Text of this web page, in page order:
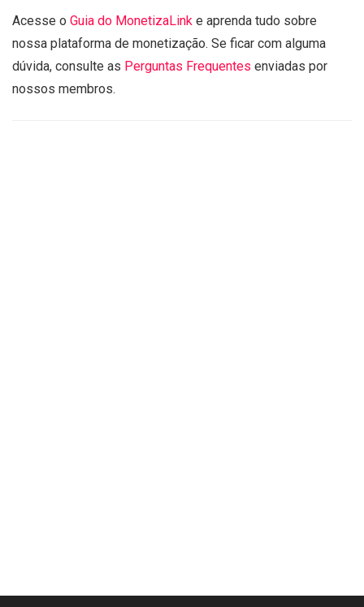
Acesse o Guia do MonetizaLink e aprenda tudo sobre
nossa plataforma de monetização. Se ficar com alguma
dúvida, consulte as Perguntas Frequentes enviadas por
nossos membros.